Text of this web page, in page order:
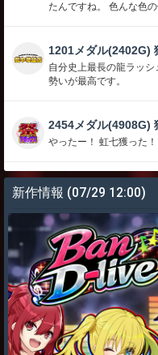
たんですね。 色んな色
1201メダル(2402G)
自分史上最長の龍ラッ
勢いが最高です。
2454メダル(4908G)
やったー！ 虹七獲った
5730メダル(11460G)
17連荘くらいして永遠
伝説大好きです
13873メダル
しーさーがひかったぁ
新作情報 (07/29 12:00)